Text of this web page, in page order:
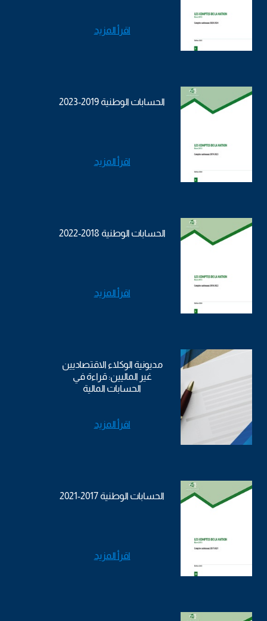
اقرأ المزيد
الحسابات الوطنية 2019-2023
اقرأ المزيد
الحسابات الوطنية 2018-2022
اقرأ المزيد
مديونية الوكلاء الاقتصاديين
غير الماليين: قراءة في
الحسابات المالية
اقرأ المزيد
الحسابات الوطنية 2017-2021
اقرأ المزيد